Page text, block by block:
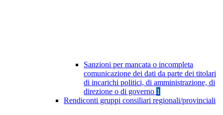
Sanzioni per mancata o incompleta
comunicazione dei dati da parte dei titolari
di incarichi politici, di amministrazione, di
direzione o di governo 1
Rendiconti gruppi consiliari regionali/provinciali